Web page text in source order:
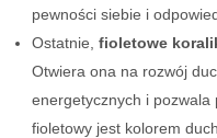
pewności siebie i
Ostatnie, fioletowe
Otwiera ona na rozwój
energetycznych i pozwala
fioletowy jest kolorem